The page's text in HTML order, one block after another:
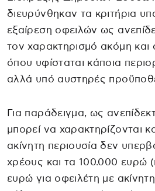
διευρύνθηκαν τα κριτήρια
εξαίρεση οφειλών ως
τον χαρακτηρισμό ακόμη και
όπου υφίσταται κάποια
αλλά υπό αυστηρές
Για παράδειγμα, ως
μπορεί να χαρακτηρίζονται
ακίνητη περιουσία δεν
χρέους και τα 100.000 ευρώ
ευρώ για οφειλέτη με